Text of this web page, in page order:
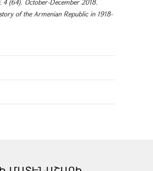
4 (64). October-December 2018.
of the Armenian Republic in 1918-